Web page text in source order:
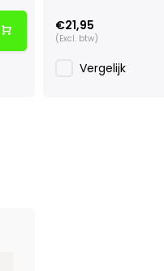
€21,95
(Excl. btw)
Vergelijk